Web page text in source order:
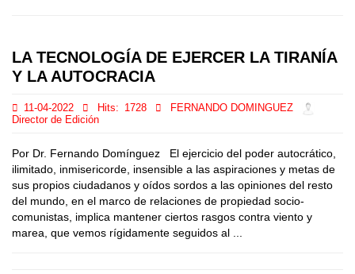
LA TECNOLOGÍA DE EJERCER LA TIRANÍA
Y LA AUTOCRACIA
11-04-2022 Hits: 1728
FERNANDO DOMINGUEZ
Director de Edición
Por Dr. Fernando Domínguez El ejercicio del poder autocrático,
ilimitado, inmisericorde, insensible a las aspiraciones y metas de
sus propios ciudadanos y oídos sordos a las opiniones del resto
del mundo, en el marco de relaciones de propiedad socio-
comunistas, implica mantener ciertos rasgos contra viento y
marea, que vemos rígidamente seguidos al ...